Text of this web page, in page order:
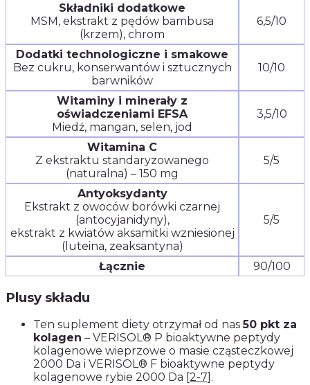
Składniki dodatkowe
MSM, ekstrakt z pędów bambusa
(krzem), chrom
6,5/10
Dodatki technologiczne i smakowe
Bez cukru, konserwantów i sztucznych
barwników
10/10
Witaminy i minerały z
oświadczeniami EFSA
Miedź, mangan, selen, jod
3,5/10
Witamina C
Z ekstraktu standaryzowanego
(naturalna) – 150 mg
5/5
Antyoksydanty
Ekstrakt z owoców borówki czarnej
(antocyjanidyny),
ekstrakt z kwiatów aksamitki wzniesionej
(luteina, zeaksantyna)
5/5
Łącznie 90/100
Plusy składu
Ten suplement diety otrzymał od nas50 pkt za
kolagen – VERISOL® P bioaktywne peptydy
kolagenowe wieprzowe o masie cząsteczkowej
2000 Da i VERISOL® F bioaktywne peptydy
kolagenowe rybie 2000 Da [2-7] .